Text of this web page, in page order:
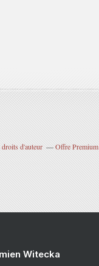
d'auteur Offre Premium
Witecka